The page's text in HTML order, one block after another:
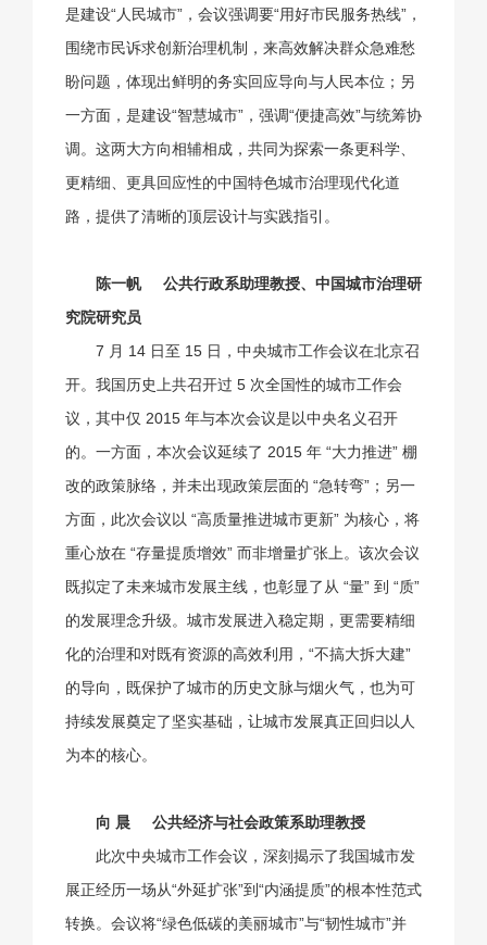
是建设“人民城市”，会议强调要“用好市民服务热线”，
围绕市民诉求创新治理机制，来高效解决群众急难愁
盼问题，体现出鲜明的务实回应导向与人民本位；另
一方面，是建设“智慧城市”，强调“便捷高效”与统筹协
调。这两大方向相辅相成，共同为探索一条更科学、
更精细、更具回应性的中国特色城市治理现代化道
路，提供了清晰的顶层设计与实践指引。
陈一帆 公共行政系助理教授、 中国城市治理研
究院研究员
7 月 14 日至 15 日，中央城市工作会议在北京召
开。我国历史上共召开过 5 次全国性的城市工作会
议，其中仅 2015 年与本次会议是以中央名义召开
的。一方面，本次会议延续了 2015 年 “大力推进” 棚
改的政策脉络，并未出现政策层面的 “急转弯”；另一
方面，此次会议以 “高质量推进城市更新” 为核心，将
重心放在 “存量提质增效” 而非增量扩张上。该次会议
既拟定了未来城市发展主线，也彰显了从 “量” 到 “质”
的发展理念升级。城市发展进入稳定期，更需要精细
化的治理和对既有资源的高效利用，“不搞大拆大建”
的导向，既保护了城市的历史文脉与烟火气，也为可
持续发展奠定了坚实基础，让城市发展真正回归以人
为本的核心。
向 晨 公共经济与社会政策系助理教授
此次中央城市工作会议，深刻揭示了我国城市发
展正经历一场从“外延扩张”到“内涵提质”的根本性范式
转换。会议将“绿色低碳的美丽城市”与“韧性城市”并